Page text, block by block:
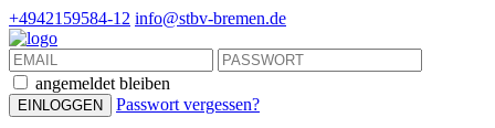
+4942159584-12 info@stbv-bremen.de
angemeldet bleiben
Passwort vergessen?